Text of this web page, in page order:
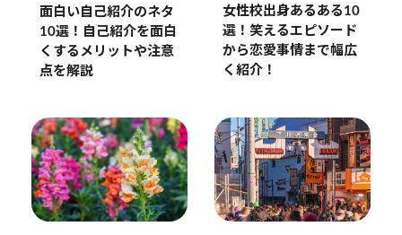
面白い自己紹介のネタ
10選！自己紹介を面白
くするメリットや注意
点を解説
女性校出身あるある10
選！笑えるエピソード
から恋愛事情まで幅広
く紹介！